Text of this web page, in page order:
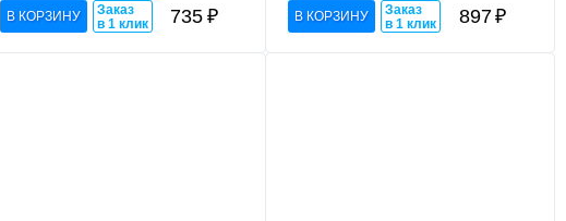
Заказ
в 1 клик
735₽
Заказ
в 1 клик
897₽